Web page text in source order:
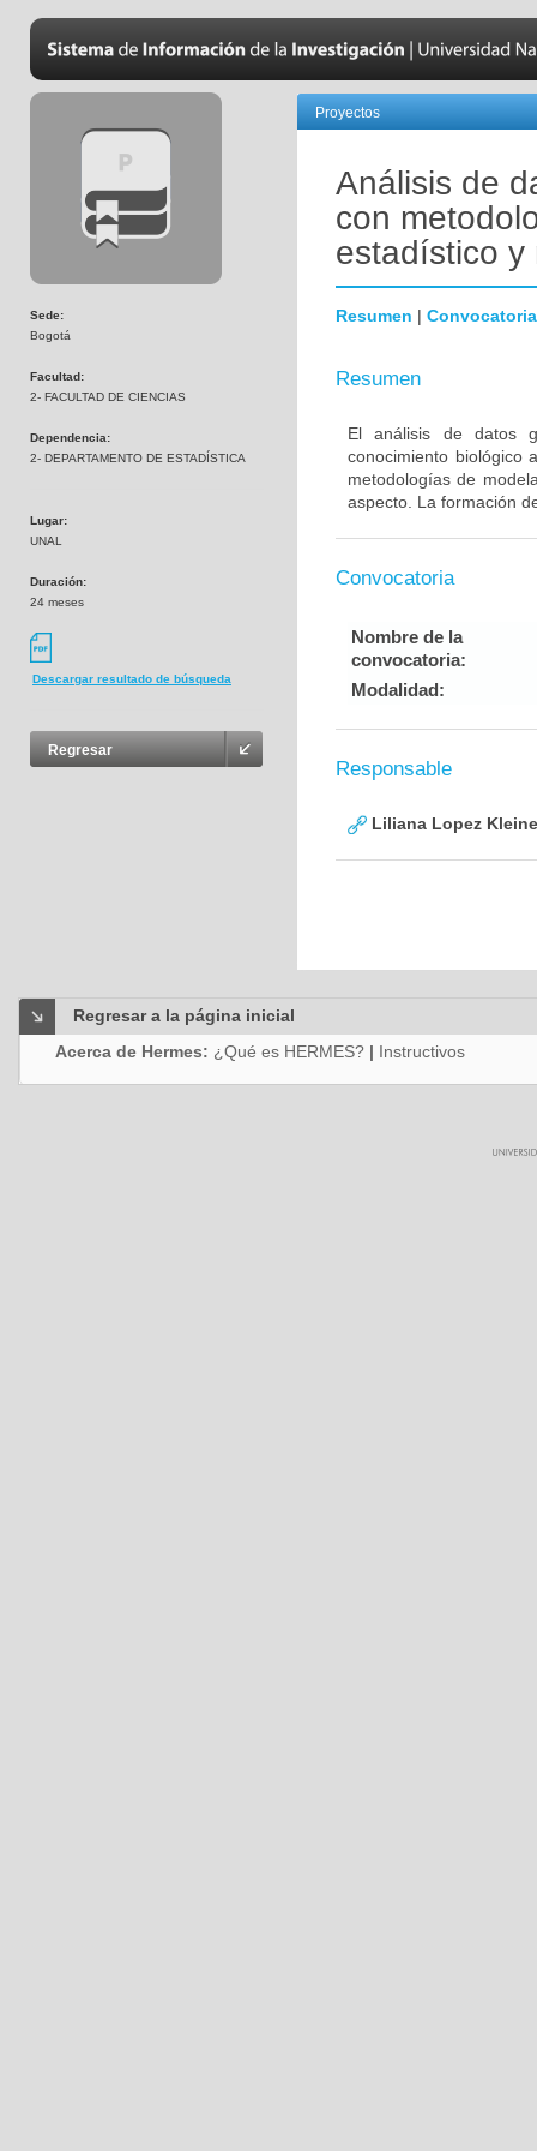
Sede:
Bogotá
Facultad:
2- FACULTAD DE CIENCIAS
Dependencia:
2- DEPARTAMENTO DE ESTADÍSTICA
Lugar:
UNAL
Duración:
24 meses
Descargar resultado de búsqueda
Regresar
Proyectos
Análisis de
con
estadístico y
Resumen | Convocatoria
Resumen
El análisis de datos
conocimiento biológico
metodologías de
aspecto. La formación
Convocatoria
Nombre de la
convocatoria:
Modalidad:
Responsable
Liliana Lopez Kleine
Regresar a la página inicial
Acerca de Hermes: ¿Qué es HERMES? | Instructivos